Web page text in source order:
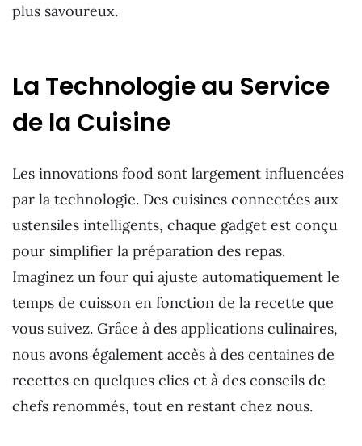
plus savoureux.
La Technologie au Service
de la Cuisine
Les innovations food sont largement influencées
par la technologie. Des cuisines connectées aux
ustensiles intelligents, chaque gadget est conçu
pour simplifier la préparation des repas.
Imaginez un four qui ajuste automatiquement le
temps de cuisson en fonction de la recette que
vous suivez. Grâce à des applications culinaires,
nous avons également accès à des centaines de
recettes en quelques clics et à des conseils de
chefs renommés, tout en restant chez nous.